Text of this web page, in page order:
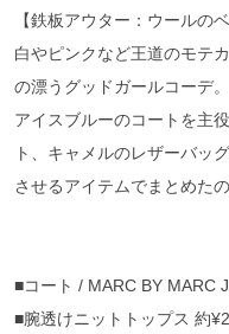
【鉄板アウター：ウールの
白やピンクなど王道のモテ
の漂うグッドガールコーデ。
アイスブルーのコートを主
ト、キャメルのレザーバッ
させるアイテムでまとめた
■コート / MARC BY MARC
■腕透けニットトップス 約